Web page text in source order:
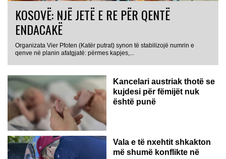
KOSOVË: NJË JETË E RE PËR QENTË
ENDACAKË
Organizata Vier Pfoten (Katër putrat) synon të stabilizojë numrin e
qenve në planin afatgjatë: përmes kapjes,...
Kancelari austriak thotë se
kujdesi për fëmijët nuk
është punë
Vala e të nxehtit shkakton
më shumë konflikte në